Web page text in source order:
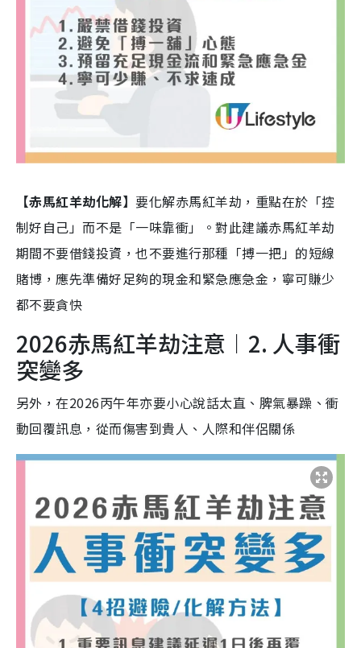
【赤馬紅羊劫化解】要化解赤馬紅羊劫，重點在於「控
制好自己」而不是「一味靠衝」。對此建議赤馬紅羊劫
期間不要借錢投資，也不要進行那種「搏一把」的短線
賭博，應先準備好足夠的現金和緊急應急金，寧可賺少
都不要貪快
2026赤馬紅羊劫注意︱2. 人事衝
突變多
另外，在2026丙午年亦要小心說話太直、脾氣暴躁、衝
動回覆訊息，從而傷害到貴人、人際和伴侶關係